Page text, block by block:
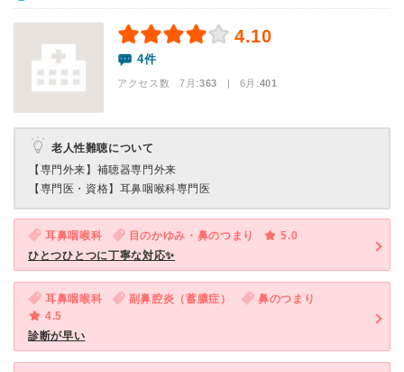
4.10
4件
アクセス数 7月:363 | 6月:401
老人性難聴について
【専門外来】 補聴器専門外来
【専門医・資格】 耳鼻咽喉科専門医
耳鼻咽喉科 目のかゆみ・鼻のつまり
5.0
ひとつひとつに丁寧な対応✨️
耳鼻咽喉科 副鼻腔炎（蓄膿症）
鼻のつまり
4.5
診断が早い